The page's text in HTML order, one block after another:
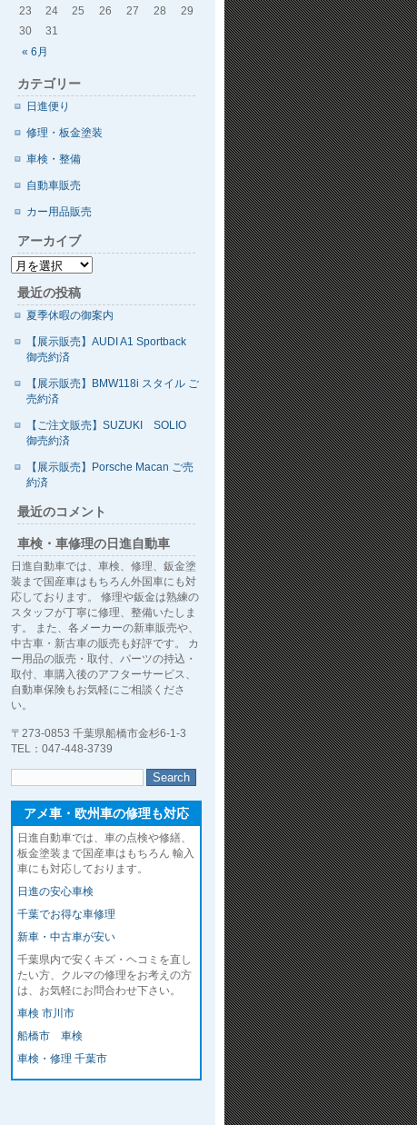
« 6月
23
24 25 26 27 28
29
30
31
カテゴリー
日進便り
修理・板金塗装
車検・整備
自動車販売
カー用品販売
アーカイブ
最近の投稿
夏季休暇の御案内
【展示販売】AUDI A1 Sportback
御売約済
【展示販売】BMW118i スタイル ご
売約済
【ご注文販売】SUZUKI SOLIO
御売約済
【展示販売】Porsche Macan ご売
約済
最近のコメント
車検・車修理の日進自動車
日進自動車では、車検、修理、鈑金塗
装まで国産車はもちろん外国車にも対
応しております。 修理や鈑金は熟練の
スタッフが丁寧に修理、整備いたしま
す。 また、各メーカーの新車販売や、
中古車・新古車の販売も好評です。 カ
ー用品の販売・取付、パーツの持込・
取付、車購入後のアフターサービス、
自動車保険もお気軽にご相談くださ
い。
〒273-0853 千葉県船橋市金杉6-1-3
TEL：047-448-3739
アメ車・欧州車の修理も対応
日進自動車では、車の点検や修繕、
板金塗装まで国産車はもちろん 輸入
車にも対応しております。
日進の安心車検
千葉でお得な車修理
新車・中古車が安い
千葉県内で安くキズ・ヘコミを直し
たい方、クルマの修理をお考えの方
は、お気軽にお問合わせ下さい。
車検 市川市
船橋市 車検
車検・修理 千葉市